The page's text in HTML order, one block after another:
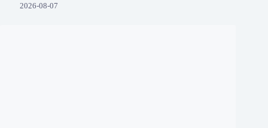
2026-08-07